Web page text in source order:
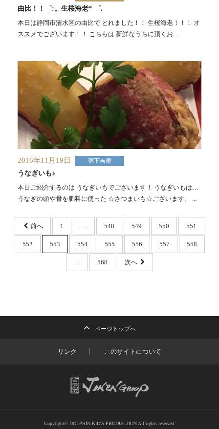
由比！！゜:。生桜海老* ゜.
本日は静岡市清水区の由比で とれました！！ 生桜海老！！！ オ
ススメでございます！！ こちらは 新鮮なうちに頂くお...
2016年11月19日 宿下吉庵
うなぎいも♪
本日ご紹介するのは うなぎいもでございます！ うなぎいもは…
うなぎの頭や骨を肥料に使った ☆さつまいも☆ございます。 ...
前へ 1 … 548 549 550 551
552 553 554 555 556 557 558
… 568 次へ
ページトップへ
リンク このサイトについて
Copyright© DOLPHIN KID'S PRODUCTION All rights reserved.